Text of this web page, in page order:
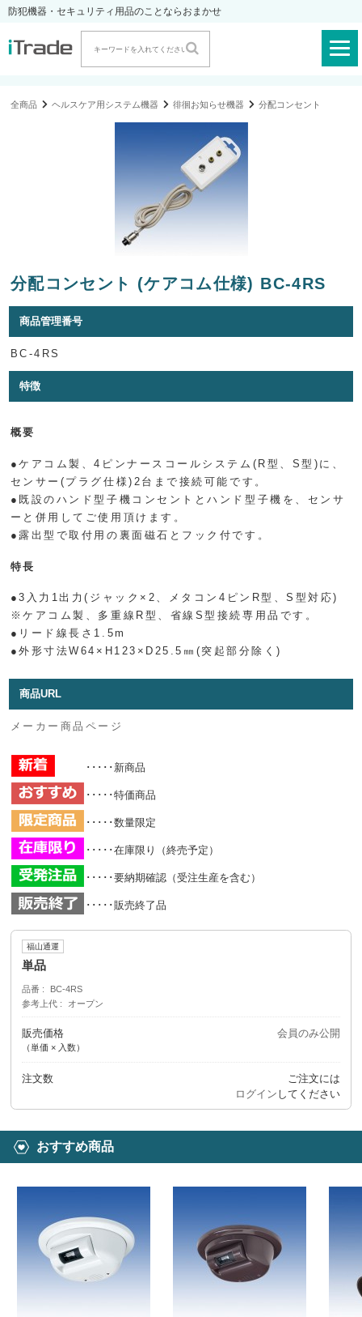
防犯機器・セキュリティ用品のことならおまかせ
全商品 ヘルスケア用システム機器 徘徊お知らせ機器 分配コンセント
分配コンセント (ケアコム仕様) BC-4RS
商品管理番号
BC-4RS
特徴
概要
●ケアコム製、4ピンナースコールシステム(R型、S型)に、
センサー(プラグ仕様)2台まで接続可能です。
●既設のハンド型子機コンセントとハンド型子機を、センサ
ーと併用してご使用頂けます。
●露出型で取付用の裏面磁石とフック付です。
特長
●3入力1出力(ジャック×2、メタコン4ピンR型、S型対応)
※ケアコム製、多重線R型、省線S型接続専用品です。
●リード線長さ1.5m
●外形寸法W64×H123×D25.5㎜(突起部分除く)
商品URL
メーカー商品ページ
･････新商品
･････特価商品
･････数量限定
･････在庫限り（終売予定）
･････要納期確認（受注生産を含む）
･････販売終了品
福山通運
単品
品番
BC-4RS
参考上代
オープン
販売価格
（単価 × 入数）
会員のみ公開
注文数
ご注文には
ログイン してください
おすすめ商品